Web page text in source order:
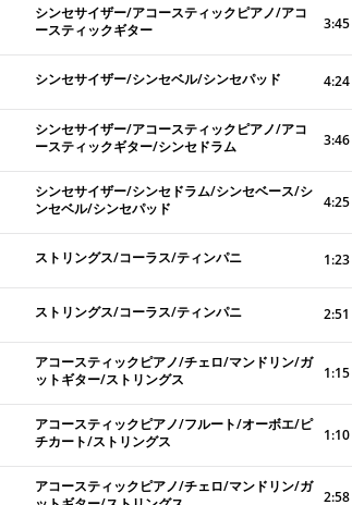
シンセサイザー/アコースティックピアノ/アコ
ースティックギター
3:45
シンセサイザー/シンセベル/シンセパッド 4:24
シンセサイザー/アコースティックピアノ/アコ
ースティックギター/シンセドラム
3:46
シンセサイザー/シンセドラム/シンセベース/シ
ンセベル/シンセパッド
4:25
ストリングス/コーラス/ティンパニ 1:23
ストリングス/コーラス/ティンパニ 2:51
アコースティックピアノ/チェロ/マンドリン/ガ
ットギター/ストリングス
1:15
アコースティックピアノ/フルート/オーボエ/ピ
チカート/ストリングス
1:10
アコースティックピアノ/チェロ/マンドリン/ガ
2:58